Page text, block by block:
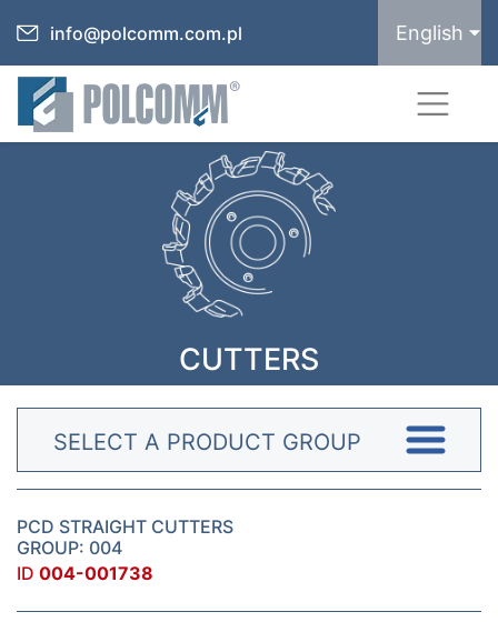
info@polcomm.com.pl English
CUTTERS
SELECT A PRODUCT GROUP
PCD STRAIGHT CUTTERS
GROUP: 004
ID 004-001738